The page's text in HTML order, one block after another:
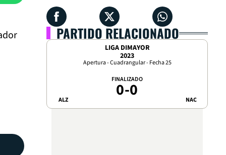
PARTIDO RELACIONADO
LIGA DIMAYOR
2023
Apertura - Cuadrangular - Fecha 25
ALZ
FINALIZADO
0-0 NAC